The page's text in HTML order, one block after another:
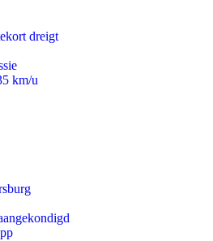
dreigt
km/u